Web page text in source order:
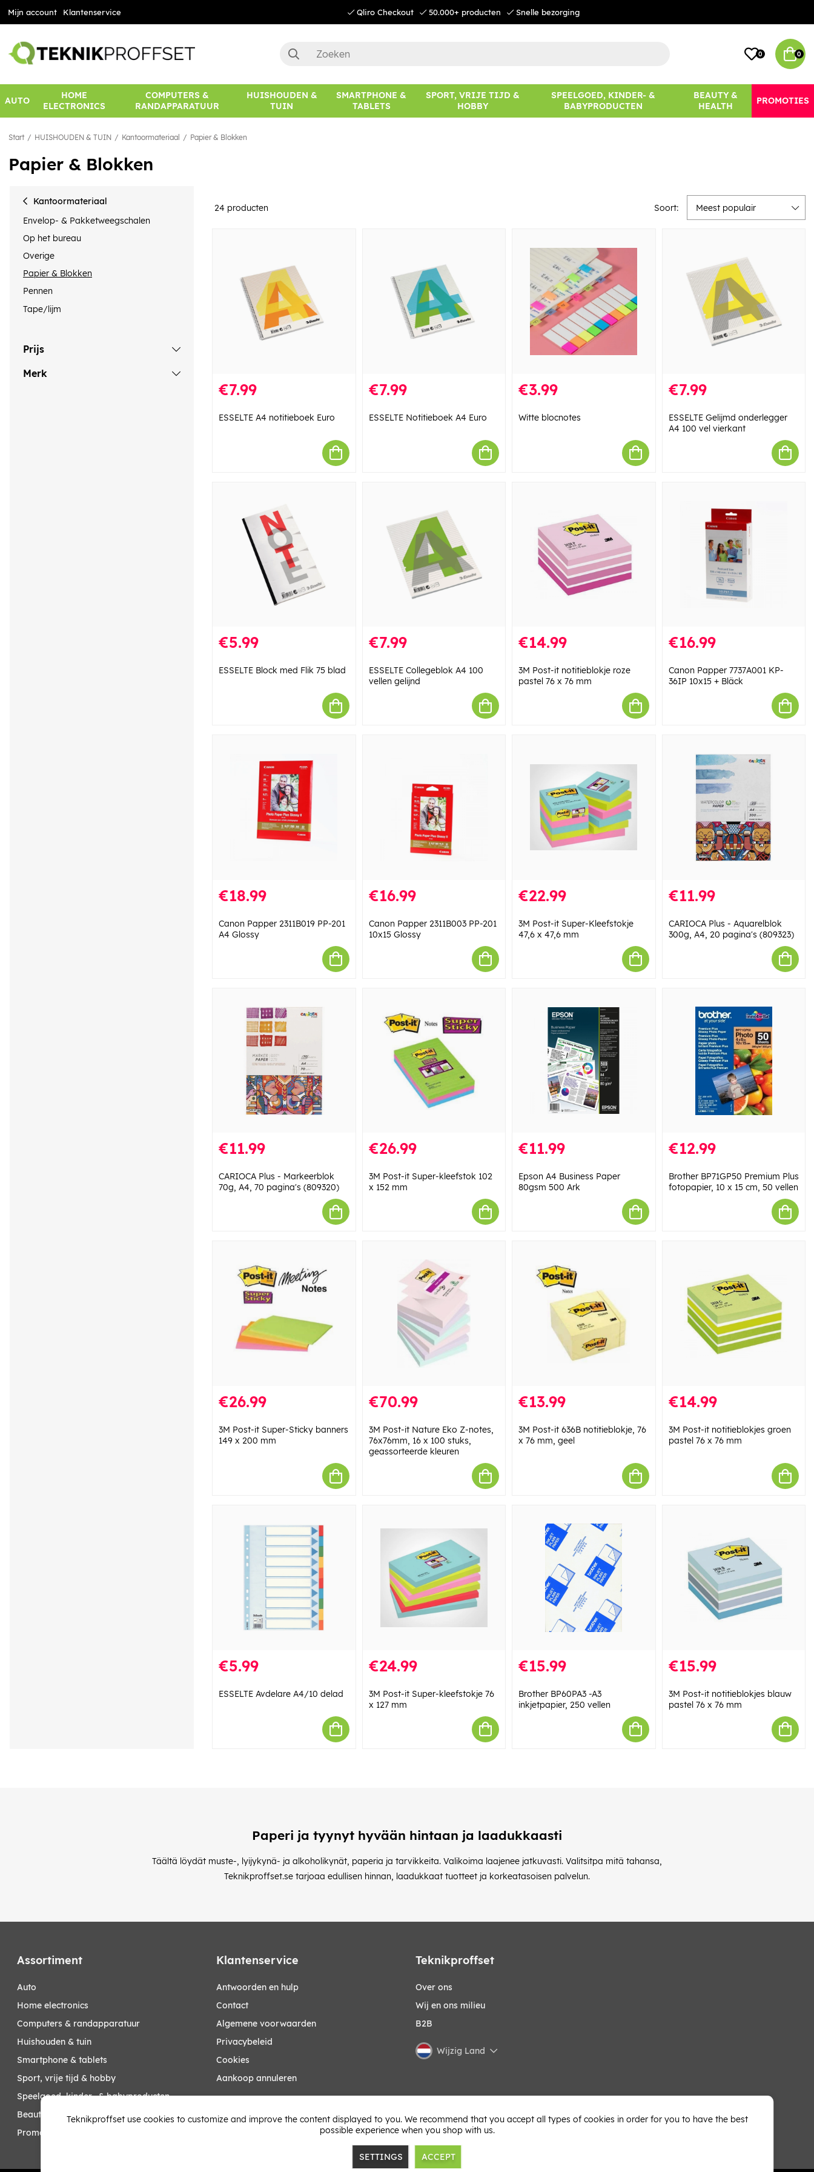
Mijn account Klantenservice Qliro Checkout 50.000+ producten Snelle bezorging
0 0
AUTO
HOME
ELECTRONICS
COMPUTERS &
RANDAPPARATUUR
HUISHOUDEN &
TUIN
SMARTPHONE &
TABLETS
SPORT, VRIJE TIJD &
HOBBY
SPEELGOED, KINDER- &
BABYPRODUCTEN
BEAUTY &
HEALTH
PROMOTIES
Start HUISHOUDEN & TUIN Kantoormateriaal Papier & Blokken
Papier & Blokken
Kantoormateriaal
Envelop- & Pakketweegschalen
Op het bureau
Overige
Papier & Blokken
Pennen
Tape/lijm
Prijs
Merk
24 producten Soort: Meest populair
€7.99
ESSELTE A4 notitieboek Euro
€7.99
ESSELTE Notitieboek A4 Euro
€3.99
Witte blocnotes
€7.99
ESSELTE Gelijmd onderlegger
A4 100 vel vierkant
€5.99
ESSELTE Block med Flik 75 blad
€7.99
ESSELTE Collegeblok A4 100
vellen gelijnd
€14.99
3M Post-it notitieblokje roze
pastel 76 x 76 mm
€16.99
Canon Papper 7737A001 KP-
36IP 10x15 + Bläck
€18.99
Canon Papper 2311B019 PP-201
A4 Glossy
€16.99
Canon Papper 2311B003 PP-201
10x15 Glossy
€22.99
3M Post-it Super-Kleefstokje
47,6 x 47,6 mm
€11.99
CARIOCA Plus - Aquarelblok
300g, A4, 20 pagina's (809323)
€11.99
CARIOCA Plus - Markeerblok
70g, A4, 70 pagina's (809320)
€26.99
3M Post-it Super-kleefstok 102
x 152 mm
€11.99
Epson A4 Business Paper
80gsm 500 Ark
€12.99
Brother BP71GP50 Premium Plus
fotopapier, 10 x 15 cm, 50 vellen
€26.99
3M Post-it Super-Sticky banners
149 x 200 mm
€70.99
3M Post-it Nature Eko Z-notes,
76x76mm, 16 x 100 stuks,
geassorteerde kleuren
€13.99
3M Post-it 636B notitieblokje, 76
x 76 mm, geel
€14.99
3M Post-it notitieblokjes groen
pastel 76 x 76 mm
€5.99
ESSELTE Avdelare A4/10 delad
€24.99
3M Post-it Super-kleefstokje 76
x 127 mm
€15.99
Brother BP60PA3 -A3
inkjetpapier, 250 vellen
€15.99
3M Post-it notitieblokjes blauw
pastel 76 x 76 mm
Paperi ja tyynyt hyvään hintaan ja laadukkaasti
Täältä löydät muste-, lyijykynä- ja alkoholikynät, paperia ja tarvikkeita. Valikoima laajenee jatkuvasti. Valitsitpa mitä tahansa,
Teknikproffset.se tarjoaa edullisen hinnan, laadukkaat tuotteet ja korkeatasoisen palvelun.
Assortiment
auto
home electronics
computers & randapparatuur
huishouden & tuin
smartphone & tablets
sport, vrije tijd & hobby
speelgoed, kinder- & babyproducten
beauty & health
promoties
Klantenservice
Antwoorden en hulp
Contact
Algemene voorwaarden
Privacybeleid
Cookies
Aankoop annuleren
Teknikproffset
Over ons
Wij en ons milieu
B2B
Wijzig Land
Teknikproffset use cookies to customize and improve the content displayed to you. We recommend that you accept all types of cookies in order for you to have the best
possible experience when you shop with us.
SETTINGS ACCEPT